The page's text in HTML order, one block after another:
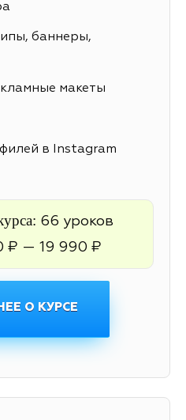
баннеры,
макеты
в Instagram
66 уроков
₽ — 19 990 ₽
О КУРСЕ